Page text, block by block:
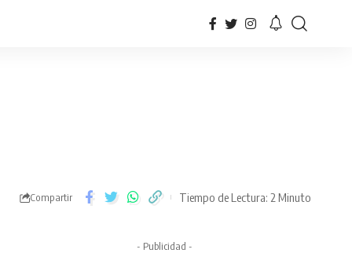
Compartir Tiempo de Lectura: 2 Minuto
- Publicidad -